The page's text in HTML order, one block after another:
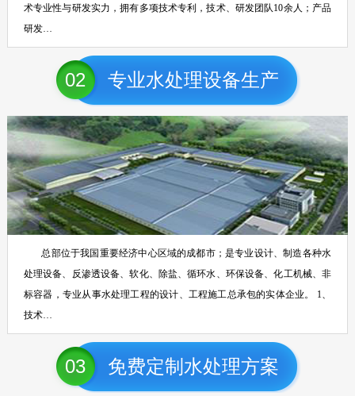
术专业性与研发实力，拥有多项技术专利，技术、研发团队10余人；产品
研发…
02 专业水处理设备生产
总部位于我国重要经济中心区域的成都市；是专业设计、制造各种水
处理设备、反渗透设备、软化、除盐、循环水、环保设备、化工机械、非
标容器，专业从事水处理工程的设计、工程施工总承包的实体企业。 1、
技术…
03 免费定制水处理方案